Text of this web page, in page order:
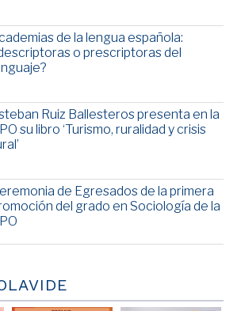
de la lengua española:
o prescriptoras del
Ruiz Ballesteros presenta en la
su libro ‘Turismo, ruralidad y crisis
de Egresados de la primera
del grado en Sociología de la